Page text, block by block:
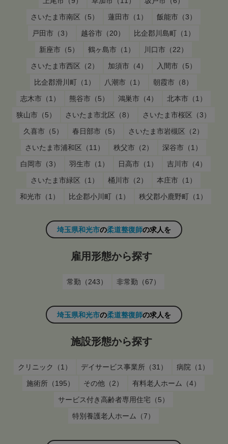
さいたま市南区（5）
蓮田市（1）
飯能市（3）
戸田市（3）
越谷市（20）
比企郡川島町（1）
新座市（5）
鶴ヶ島市（1）
川口市（22）
さいたま市西区（2）
加須市（4）
入間市（5）
比企郡滑川町（1）
八潮市（1）
朝霞市（8）
志木市（1）
熊谷市（5） 鴻巣市（4）
北本市（1）
狭山市（5）
さいたま市北区（8）
さいたま市桜区（3）
久喜市（5）
春日部市（5）
さいたま市岩槻区（2）
さいたま市浦和区（11）
秩父市（2）
深谷市（1）
白岡市（3）
羽生市（1） 日高市（1）
吉川市（4）
さいたま市緑区（1）
桶川市（2）
本庄市（1）
和光市（1）
比企郡小川町（1） 秩父郡小鹿野町（1）
埼玉県和光市の柔道整復師の求人を
雇用形態から探す
常勤（243） 非常勤（67）
埼玉県和光市の柔道整復師の求人を
施設形態から探す
クリニック（1） デイサービス事業所（31）
病院（1）
施術所（195）
その他（2）
有料老人ホーム（4）
サービス付き高齢者専用住宅（5）
特別養護老人ホーム（7）